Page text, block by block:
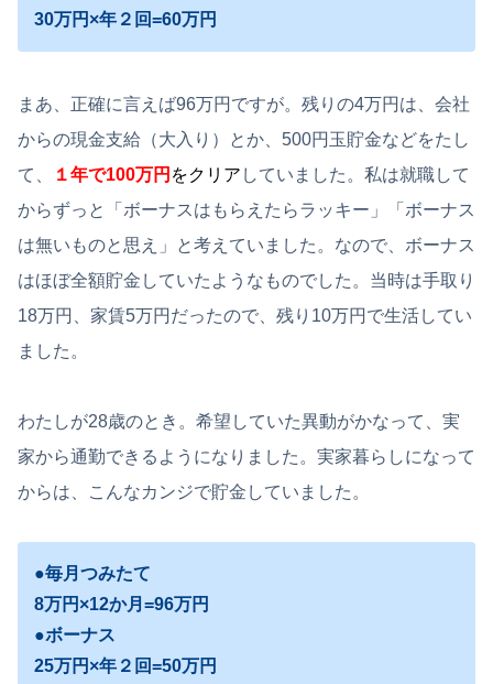
30万円×年２回=60万円
まあ、正確に言えば96万円ですが。残りの4万円は、会社
からの現金支給（大入り）とか、500円玉貯金などをたし
て、
１年で100万円 をクリア していました。私は就職して
からずっと「ボーナスはもらえたらラッキー」「ボーナス
は無いものと思え」と考えていました。なので、ボーナス
はほぼ全額貯金していたようなものでした。当時は手取り
18万円、家賃5万円だったので、残り10万円で生活してい
ました。
わたしが28歳のとき。希望していた異動がかなって、実
家から通勤できるようになりました。実家暮らしになって
からは、こんなカンジで貯金していました。
●毎月つみたて
8万円×12か月=96万円
●ボーナス
25万円×年２回=50万円